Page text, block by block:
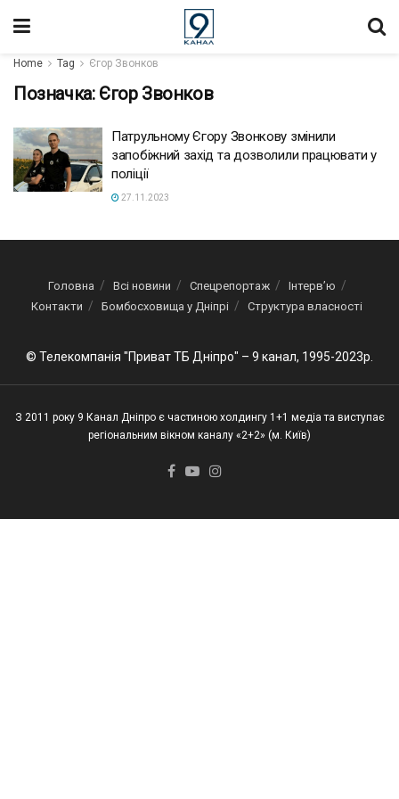
Home Tag Єгор Звонков
Позначка: Єгор Звонков
Патрульному Єгору Звонкову змінили
запобіжний захід та дозволили працювати у
поліції
27.11.2023
Головна Всі новини Спецрепортаж
Інтерв’ю
Контакти
Бомбосховища у Дніпрі Структура власності
© Телекомпанія "Приват ТБ Дніпро" – 9 канал, 1995-2023р.
З 2011 року 9 Канал Дніпро є частиною холдингу 1+1 медіа та виступає
регіональним вікном каналу «2+2» (м. Київ)